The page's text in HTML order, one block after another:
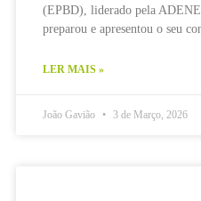
(EPBD), liderado pela
preparou e apresentou o seu
LER MAIS »
João Gavião 3 de Março, 2026